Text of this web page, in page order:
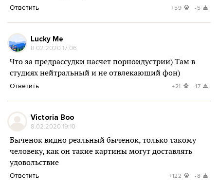
Ответить +59 -5
Lucky Me
8.02.2020 17:06
Что за предрассудки насчет порноидустрии) Там в
студиях нейтральный и не отвлекающий фон)
Ответить +21 -17
Victoria Boo
8.02.2020 19:10
Быченок видно реальный быченок, только такому
человеку, как он такие картины могут доставлять
удовольствие
Ответить +122 -8